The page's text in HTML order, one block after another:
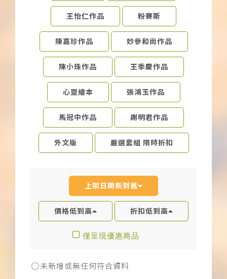
王怡仁作品 粉賽斯
陳嘉珍作品 妙參和尚作品
陳小珠作品 王季慶作品
心靈繪本 張鴻玉作品
馬冠中作品 謝明君作品
外文版 嚴選套組 限時折扣
上架日期新到舊
價格低到高 折扣低到高
僅呈現優惠商品
未新增或無任何符合資料